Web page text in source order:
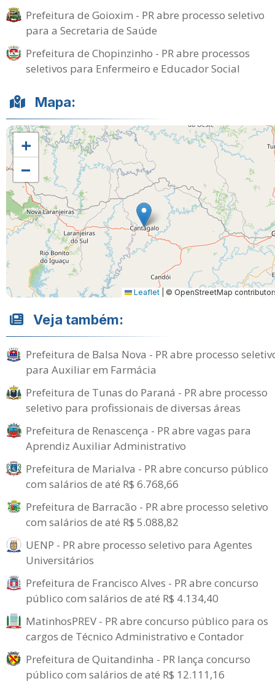
Prefeitura de Goioxim - PR abre processo seletivo
para a Secretaria de Saúde
Prefeitura de Chopinzinho - PR abre processos
seletivos para Enfermeiro e Educador Social
Mapa:
+
−
Leaflet © OpenStreetMap
Veja também:
Prefeitura de Balsa Nova - PR abre processo
para Auxiliar em Farmácia
Prefeitura de Tunas do Paraná - PR abre processo
seletivo para profissionais de diversas áreas
Prefeitura de Renascença - PR abre vagas para
Aprendiz Auxiliar Administrativo
Prefeitura de Marialva - PR abre concurso público
com salários de até R$ 6.768,66
Prefeitura de Barracão - PR abre processo seletivo
com salários de até R$ 5.088,82
UENP - PR abre processo seletivo para Agentes
Universitários
Prefeitura de Francisco Alves - PR abre concurso
público com salários de até R$ 4.134,40
MatinhosPREV - PR abre concurso público para os
cargos de Técnico Administrativo e Contador
Prefeitura de Quitandinha - PR lança concurso
público com salários de até R$ 12.111,16